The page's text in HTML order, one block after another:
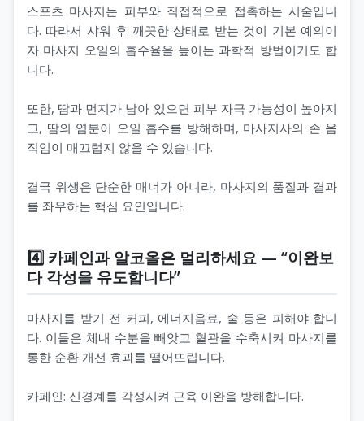
스포츠 마사지는 피부와 직접적으로 접촉하는 시술입니
다. 따라서 샤워 후 깨끗한 상태로 받는 것이 기본 예의이
자 마사지 오일의 흡수율을 높이는 과학적 방법이기도 합
니다.
또한, 땀과 먼지가 남아 있으면 피부 자극 가능성이 높아지
고, 땀의 염분이 오일 흡수를 방해하며, 마사지사의 손 움
직임이 매끄럽지 않을 수 있습니다.
결국 위생은 단순한 매너가 아니라, 마사지의 품질과 결과
를 좌우하는 핵심 요인입니다.
4️⃣ 카페인과 알코올은 멀리하세요 — “이완보
다 각성을 유도합니다”
마사지를 받기 전 커피, 에너지음료, 술 등은 피해야 합니
다. 이들은 체내 수분을 빼앗고 혈관을 수축시켜 마사지를
통한 순환 개선 효과를 떨어뜨립니다.
카페인: 신경계를 각성시켜 근육 이완을 방해합니다.